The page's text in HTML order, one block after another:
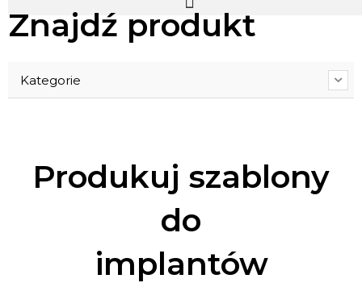
Znajdź produkt
Kategorie
Produkuj szablony
do
implantów